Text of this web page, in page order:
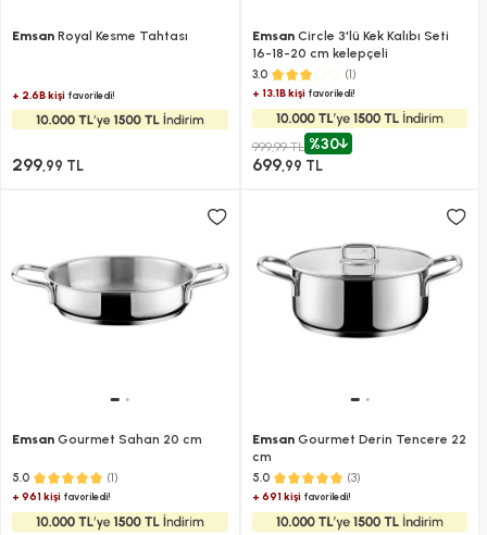
Emsan Royal Kesme Tahtası
+ 2.6B kişi favoriledi!
299,99 TL
EmsanCircle 3'lü Kek Kalıbı Seti
16-18-20 cm kelepçeli
3.0 (1)
+ 13.1B kişifavoriledi!
999,99 TL %30
699,99 TL
Emsan Gourmet Sahan 20 cm
5.0 (1)
+ 961 kişi favoriledi!
EmsanGourmet Derin Tencere 22
cm
5.0 (3)
+ 691 kişifavoriledi!